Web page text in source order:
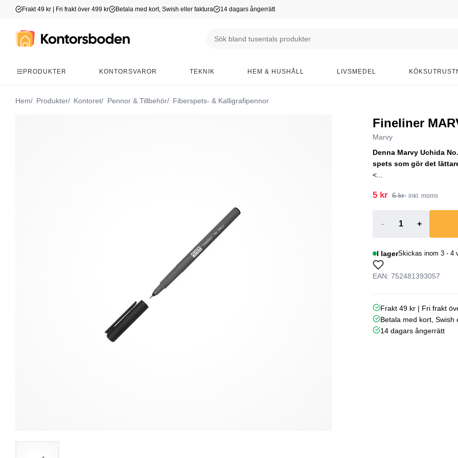
Frakt 49 kr | Fri frakt över 499 kr Betala med kort, Swish eller faktura 14 dagars ångerrätt
PRODUKTER KONTORSVAROR TEKNIK HEM & HUSHÅLL LIVSMEDEL
Hem Produkter Kontoret Pennor & Tillbehör Fiberspets- & Kalligrafipennor
Fineliner
Marvy
Denna Marvy Uchida
spets som gör det
<...
5 kr 6 kr inkl. moms
- +
I lagerSkickas inom 3 - 4
EAN: 752481393057
Frakt 49 kr | Fri frakt
Betala med kort, Swish
14 dagars ångerrätt